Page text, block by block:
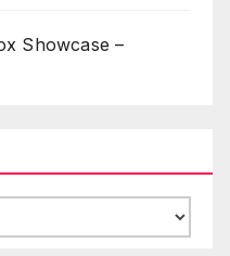
Showcase –